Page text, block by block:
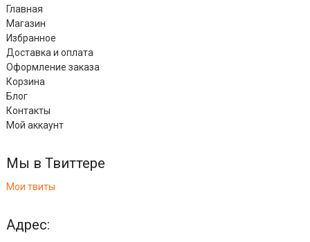
Главная
Магазин
Избранное
Доставка и оплата
Оформление заказа
Корзина
Блог
Контакты
Мой аккаунт
Мы в Твиттере
Мои твиты
Адрес: